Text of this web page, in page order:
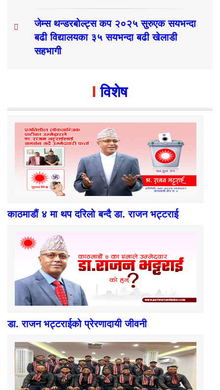
जेम्स थन्डरबोल्ट्स कप २०२५ सुरुएक सयभन्दा
बढी विद्यालयका ३५ सयभन्दा बढी खेलाडी
सहभागी
विशेष
काठमाडौं ४ मा थप दरिलो बन्दै डा. राजन भट्टराई
डा. राजन भट्टराईको प्रेरणादायी जीवनी